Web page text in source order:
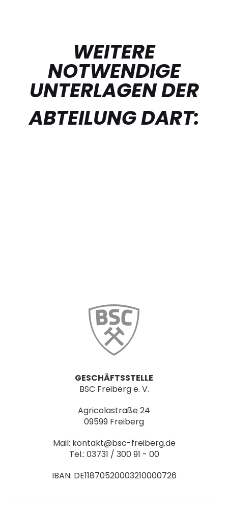
WEITERE
NOTWENDIGE
UNTERLAGEN DER
ABTEILUNG DART:
GESCHÄFTSSTELLE
BSC Freiberg e. V.
Agricolastraße 24
09599 Freiberg
Mail: kontakt@bsc-freiberg.de
Tel.: 03731 / 300 91 - 00
IBAN: DE11870520003210000726